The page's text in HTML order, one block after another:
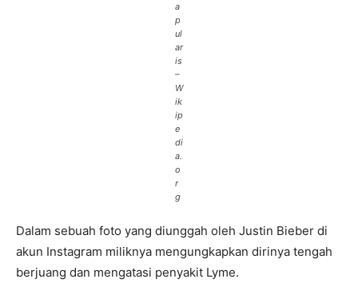
a
p
ul
ar
is
–
W
ik
ip
e
di
a.
o
r
g
Dalam sebuah foto yang diunggah oleh Justin Bieber di
akun Instagram miliknya mengungkapkan dirinya tengah
berjuang dan mengatasi penyakit Lyme.